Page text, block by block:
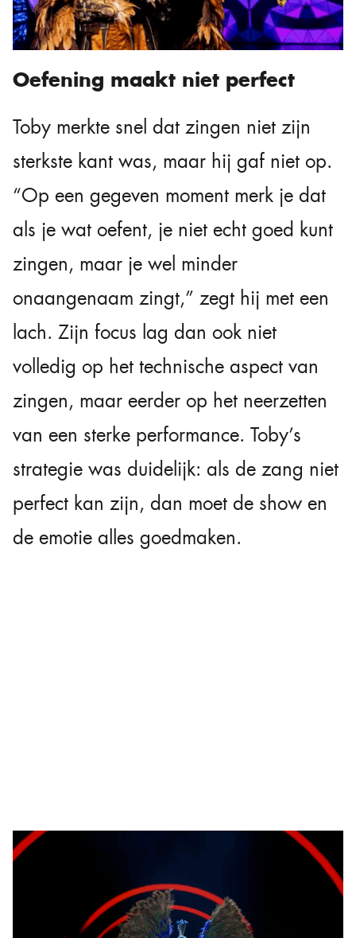
Oefening maakt niet perfect
Toby merkte snel dat zingen niet zijn
sterkste kant was, maar hij gaf niet op.
“Op een gegeven moment merk je dat
als je wat oefent, je niet echt goed kunt
zingen, maar je wel minder
onaangenaam zingt,” zegt hij met een
lach. Zijn focus lag dan ook niet
volledig op het technische aspect van
zingen, maar eerder op het neerzetten
van een sterke performance. Toby’s
strategie was duidelijk: als de zang niet
perfect kan zijn, dan moet de show en
de emotie alles goedmaken.